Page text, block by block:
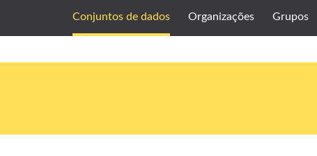
Conjuntos de dados Organizações Grupos